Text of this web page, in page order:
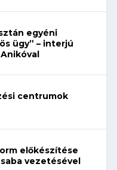
egyéni
ügy” – interjú
centrumok
előkészítése
vezetésével